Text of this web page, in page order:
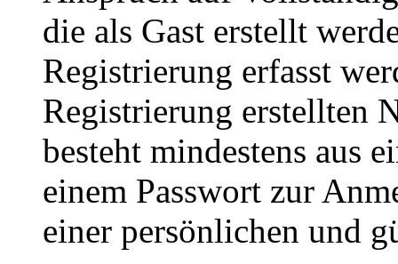
die als Gast erstellt
Registrierung erfasst
Registrierung erstellten
besteht mindestens aus
einem Passwort zur
einer persönlichen und